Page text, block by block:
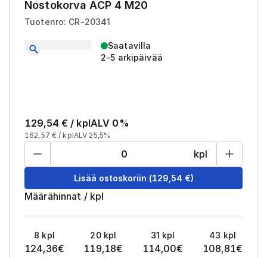
Nostokorva ACP 4 M20
Tuotenro: CR-20341
Saatavilla
2-5 arkipäivää
129,54 € / kplALV 0%
162,57 € / kplALV 25,5%
kpl
Lisää ostoskoriin (129,54 €)
Määrähinnat / kpl
8 kpl
124,36€
20 kpl
119,18€
31 kpl
114,00€
43 kpl
108,81€